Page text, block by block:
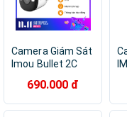
Camera Giám Sát
Imou Bullet 2C
Chính Hãng
690.000 đ